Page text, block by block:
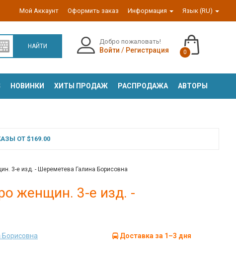
Мой Аккаунт Оформить заказ Информация Язык (RU)
НАЙТИ
Добро пожаловать!
Войти / Регистрация 0
НОВИНКИ ХИТЫ ПРОДАЖ РАСПРОДАЖА АВТОРЫ
ОТ $169.00
3-е изд. - Шереметева Галина Борисовна
женщин. 3-е изд. -
Борисовна Доставка за 1–3 дня